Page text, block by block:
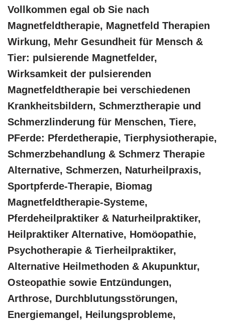
Vollkommen egal ob Sie nach
Magnetfeldtherapie, Magnetfeld Therapien
Wirkung, Mehr Gesundheit für Mensch &
Tier: pulsierende Magnetfelder,
Wirksamkeit der pulsierenden
Magnetfeldtherapie bei verschiedenen
Krankheitsbildern, Schmerztherapie und
Schmerzlinderung für Menschen, Tiere,
PFerde: Pferdetherapie, Tierphysiotherapie,
Schmerzbehandlung & Schmerz Therapie
Alternative, Schmerzen, Naturheilpraxis,
Sportpferde-Therapie, Biomag
Magnetfeldtherapie-Systeme,
Pferdeheilpraktiker & Naturheilpraktiker,
Heilpraktiker Alternative, ‎Homöopathie,
‎Psychotherapie & ‎Tierheilpraktiker,
Alternative Heilmethoden & Akupunktur,
Osteopathie sowie Entzündungen,
Arthrose, Durchblutungsstörungen,
Energiemangel, Heilungsprobleme,